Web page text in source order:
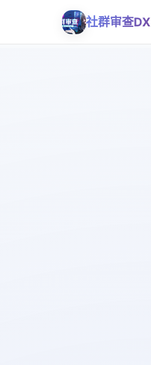
社群审查DX